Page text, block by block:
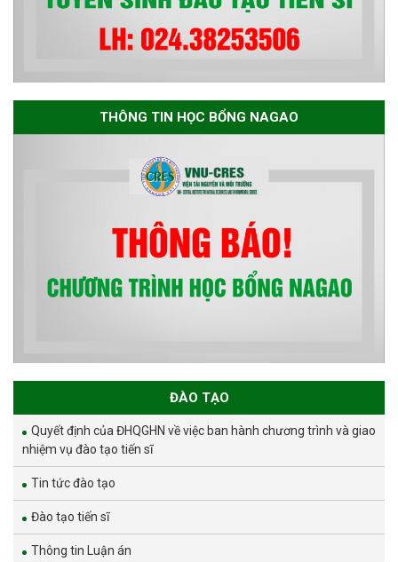
THÔNG TIN HỌC BỔNG NAGAO
ĐÀO TẠO
Quyết định của ĐHQGHN về việc ban hành chương trình và giao
nhiệm vụ đào tạo tiến sĩ
Tin tức đào tạo
Đào tạo tiến sĩ
Thông tin Luận án